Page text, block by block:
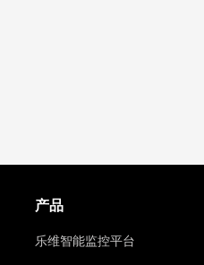
产品
乐维智能监控平台